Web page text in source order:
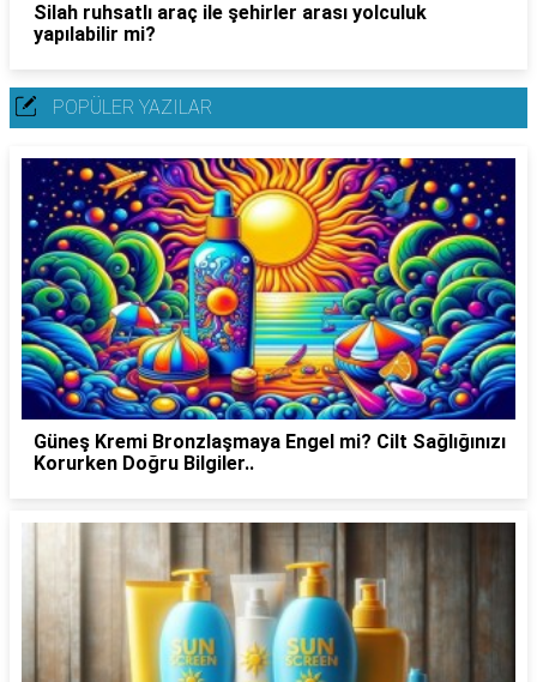
Silah ruhsatlı araç ile şehirler arası yolculuk
yapılabilir mi?
POPÜLER YAZILAR
Güneş Kremi Bronzlaşmaya Engel mi? Cilt Sağlığınızı
Korurken Doğru Bilgiler..